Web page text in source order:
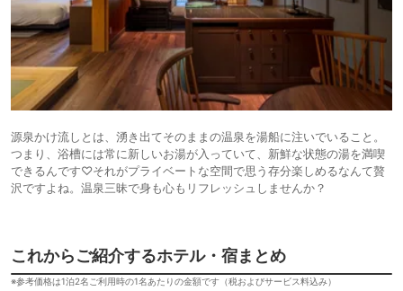
源泉かけ流しとは、湧き出てそのままの温泉を湯船に注いでいること。
つまり、浴槽には常に新しいお湯が入っていて、新鮮な状態の湯を満喫
できるんです♡それがプライベートな空間で思う存分楽しめるなんて贅
沢ですよね。温泉三昧で身も心もリフレッシュしませんか？
これからご紹介するホテル・宿まとめ
※参考価格は1泊2名ご利用時の1名あたりの金額です（税およびサービス料込み）